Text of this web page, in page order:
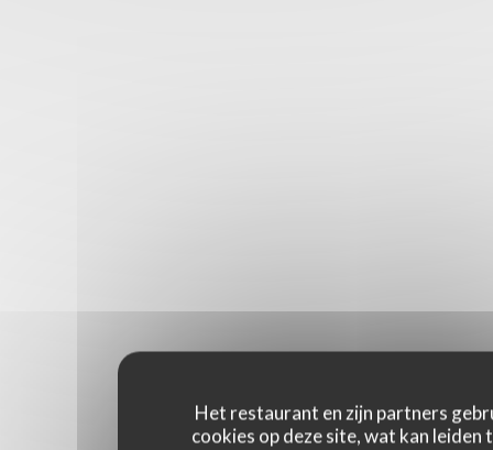
Het restaurant en zijn partners
cookies op deze site, wat kan leiden